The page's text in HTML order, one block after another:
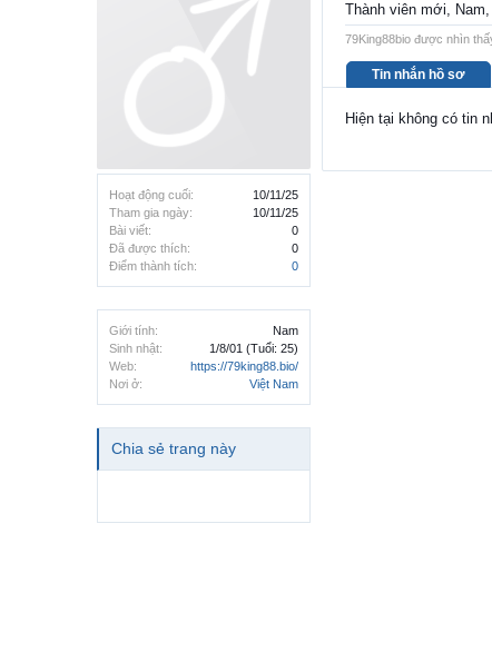
Hoạt động cuối:
10/11/25
Tham gia ngày:
10/11/25
Bài viết:
0
Đã được thích:
0
Điểm thành tích:
0
Giới tính:
Nam
Sinh nhật:
1/8/01 (Tuổi: 25)
Web:
https://79king88.bio/
Nơi ở:
Việt Nam
Chia sẻ trang này
Thành viên mới,
79King88bio được nhìn
Tin nhắn hồ sơ
Hiện tại không có tin